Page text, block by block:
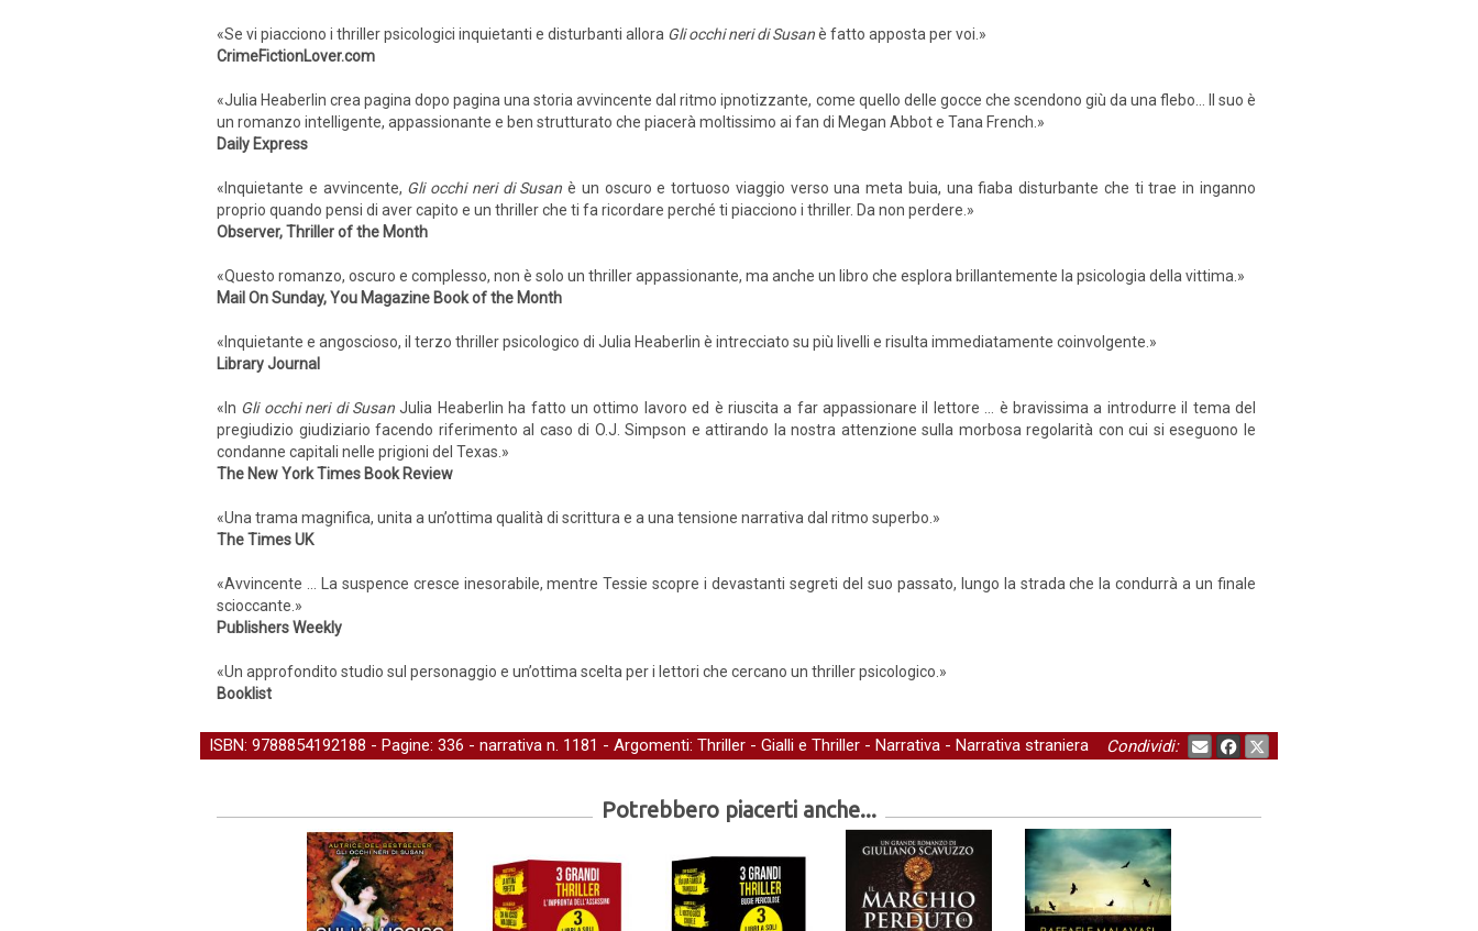
«Se vi piacciono i thriller psicologici inquietanti e disturbanti allora Gli occhi neri di Susanè fatto apposta per voi.»
CrimeFictionLover.com
«Julia Heaberlin crea pagina dopo pagina una storia avvincente dal ritmo ipnotizzante, come quello delle gocce che scendono giù da una flebo… Il suo è
un romanzo intelligente, appassionante e ben strutturato che piacerà moltissimo ai fan di Megan Abbot e Tana French.»
Daily Express
«Inquietante e avvincente, Gli occhi neri di Susan è un oscuro e tortuoso viaggio verso una meta buia, una fiaba disturbante che ti trae in inganno
proprio quando pensi di aver capito e un thriller che ti fa ricordare perché ti piacciono i thriller. Da non perdere.»
Observer, Thriller of the Month
«Questo romanzo, oscuro e complesso, non è solo un thriller appassionante, ma anche un libro che esplora brillantemente la psicologia della vittima.»
Mail On Sunday, You Magazine Book of the Month
«Inquietante e angoscioso, il terzo thriller psicologico di Julia Heaberlin è intrecciato su più livelli e risulta immediatamente coinvolgente.»
Library Journal
«In Gli occhi neri di SusanJulia Heaberlin ha fatto un ottimo lavoro ed è riuscita a far appassionare il lettore … è bravissima a introdurre il tema del
pregiudizio giudiziario facendo riferimento al caso di O.J. Simpson e attirando la nostra attenzione sulla morbosa regolarità con cui si eseguono le
condanne capitali nelle prigioni del Texas.»
The New York Times Book Review
«Una trama magnifica, unita a un’ottima qualità di scrittura e a una tensione narrativa dal ritmo superbo.»
The Times UK
«Avvincente … La suspence cresce inesorabile, mentre Tessie scopre i devastanti segreti del suo passato, lungo la strada che la condurrà a un finale
scioccante.»
Publishers Weekly
«Un approfondito studio sul personaggio e un’ottima scelta per i lettori che cercano un thriller psicologico.»
Booklist
ISBN: 9788854192188 - Pagine: 336 - narrativa n. 1181 - Argomenti: Thriller - Gialli e Thriller - Narrativa - Narrativa straniera Condividi:
Potrebbero piacerti anche...